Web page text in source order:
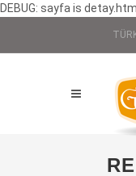
DEBUG: sayfa is detay.html